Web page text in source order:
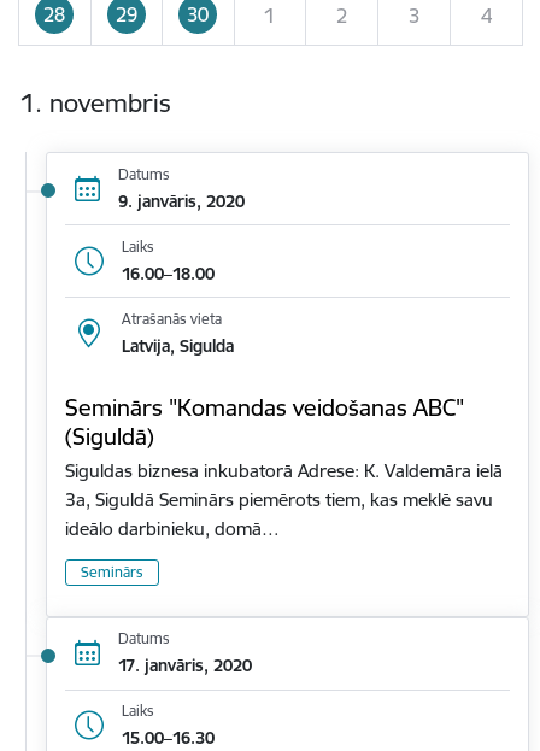
28 29 30 1 2 3 4
1. novembris
Datums
9. janvāris, 2020
Laiks
16.00–18.00
Atrašanās vieta
Latvija, Sigulda
Seminārs "Komandas veidošanas ABC"
(Siguldā)
Siguldas biznesa inkubatorā Adrese: K. Valdemāra ielā
3a, Siguldā Seminārs piemērots tiem, kas meklē savu
ideālo darbinieku, domā…
Seminārs
Datums
17. janvāris, 2020
Laiks
15.00–16.30